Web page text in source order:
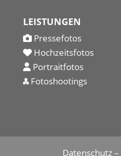
LEISTUNGEN
Pressefotos
Hochzeitsfotos
Portraitfotos
Fotoshootings
Datenschutz–